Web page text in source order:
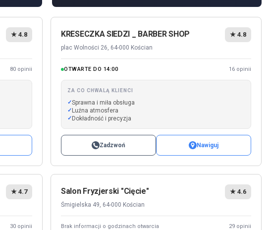
★ 4.8
80 opinii
KRESECZKA SIEDZI _ BARBER SHOP
plac Wolności 26, 64-000 Kościan
★ 4.8
OTWARTE DO 14:00 16 opinii
ZA CO CHWALĄ KLIENCI
Sprawna i miła obsługa
Luźna atmosfera
Dokładność i precyzja
Zadzwoń Nawiguj
★ 4.7
30 opinii
Salon Fryzjerski "Cięcie"
Śmigielska 49, 64-000 Kościan
★ 4.6
Brak informacji o godzinach otwarcia 29 opinii